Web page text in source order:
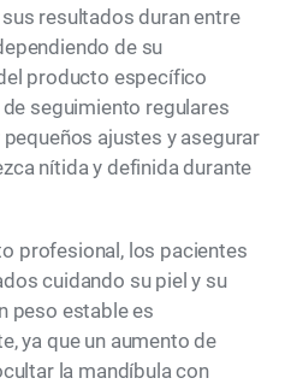
resultados duran entre
de su
producto específico
seguimiento regulares
ajustes y asegurar
nítida y definida durante
profesional, los pacientes
cuidando su piel y su
peso estable es
ya que un aumento de
la mandíbula con